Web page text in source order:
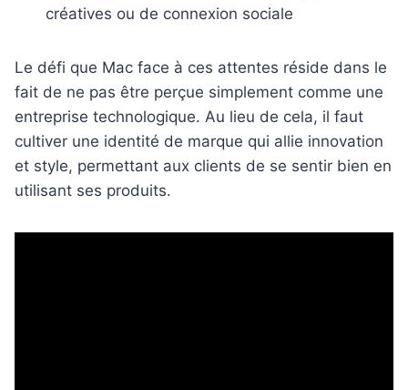
créatives ou de connexion sociale
Le défi que Mac face à ces attentes réside dans le
fait de ne pas être perçue simplement comme une
entreprise technologique. Au lieu de cela, il faut
cultiver une identité de marque qui allie innovation
et style, permettant aux clients de se sentir bien en
utilisant ses produits.